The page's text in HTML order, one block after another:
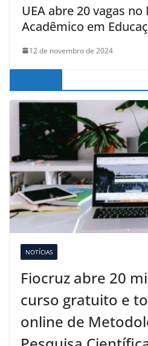
UEA abre 20 vagas
Acadêmico em
12 de novembro de 2024
NOTÍCIAS
Fiocruz abre 20
curso gratuito e
online de